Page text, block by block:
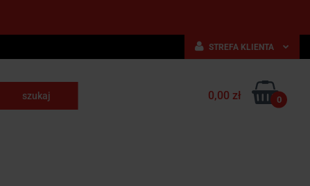
STREFA KLIENTA
Zaloguj się
Zarejestruj się
0,00 zł 0